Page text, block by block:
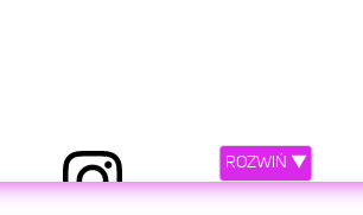
Królikowski(@antek.krolikowski)Cze 27, 2020 o 8:05 PDT
ROZWIŃ ▼